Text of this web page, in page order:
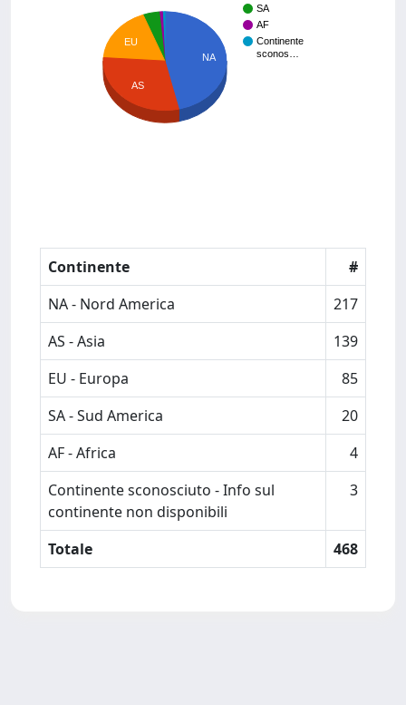
SA
AF
Continente
sconos…
NA
EU
AS
Continente
#
NA - Nord America
217
AS - Asia
139
EU - Europa
85
SA - Sud America
20
AF - Africa
4
Continente sconosciuto - Info sul
continente non disponibili
3
Totale 468